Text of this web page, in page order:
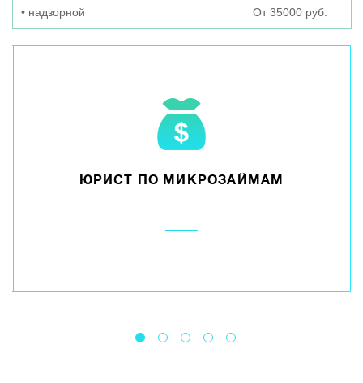
• надзорной От 35000 руб.
ЮРИСТ ПО МИКРОЗАЙМАМ